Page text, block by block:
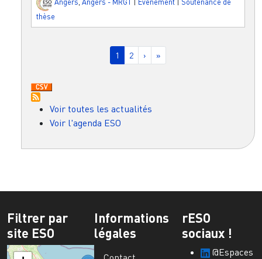
thèse
Page courante
1 Page
2 Page suivante
› Dernière page
»
Voir toutes les actualités
Voir l'agenda ESO
Filtrer par
site ESO
Informations
légales
rESO
sociaux !
@Espaces